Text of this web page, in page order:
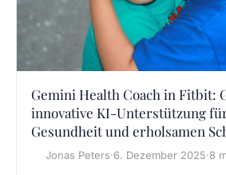
Gemini Health Coach in Fitbit:
innovative KI-Unterstützung
Gesundheit und erholsamen
Jonas Peters·6. Dezember 2025·8